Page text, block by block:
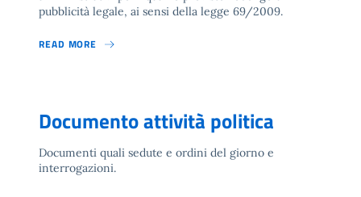
pubblicità legale, ai sensi della legge 69/2009.
READ MORE
Documento attività politica
Documenti quali sedute e ordini del giorno e
interrogazioni.